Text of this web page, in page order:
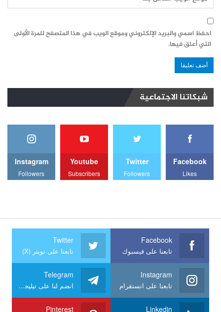
احفظ اسمي والبريد الإلكتروني وموقع الويب في هذا المتصفح للمرة الأولى
التي أعلق فيها.
شبكاتنا الاجتماعية
Facebook
Likes
Twitter
Followers
Youtube
Subscribers
Instagram
Followers
Facebook
تابعنا على فيسبوك
Twitter
تابعنا على تويتر (X)
Instagram
تابعنا على انستقرام
Telegram
انضم لنا على تيليجرام
Linkedin
Pinterest